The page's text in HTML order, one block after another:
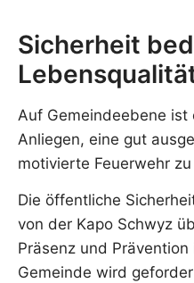
Sicherheit
Auf Gemeindeebene ist
Anliegen, eine gut
motivierte Feuerwehr
Die öffentliche
von der Kapo Schwyz
Präsenz und
Gemeinde wird